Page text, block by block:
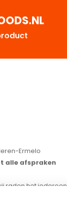
Ermelo
alle afspraken
raden het iedereen